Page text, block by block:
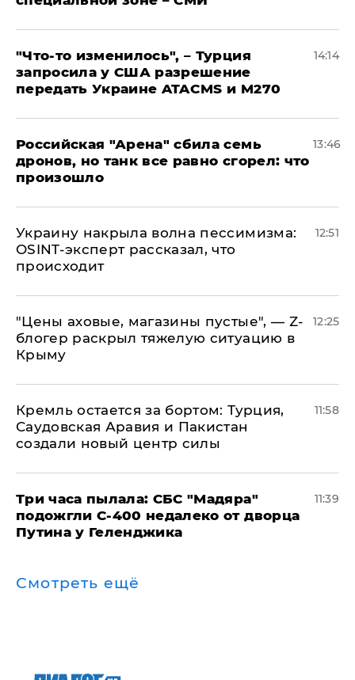
​"Что-то изменилось", – Турция
запросила у США разрешение
передать Украине ATACMS и M270
14:14
​Российская "Арена" сбила семь
дронов, но танк все равно сгорел: что
произошло
13:46
​Украину накрыла волна пессимизма:
OSINT-эксперт рассказал, что
происходит
12:51
​"Цены аховые, магазины пустые", — Z-
блогер раскрыл тяжелую ситуацию в
Крыму
12:25
​Кремль остается за бортом: Турция,
Саудовская Аравия и Пакистан
создали новый центр силы
11:58
Три часа пылала: СБС "Мадяра"
подожгли С-400 недалеко от дворца
Путина у Геленджика
11:39
Смотреть ещё